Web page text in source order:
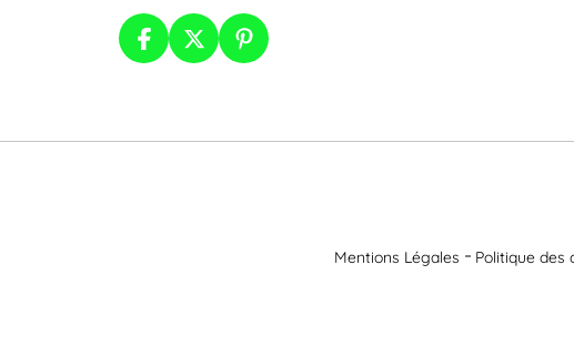
Mentions Légales Politique des